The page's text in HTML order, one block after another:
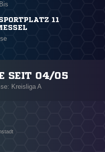
11
SEIT 04/05
Kreisliga A